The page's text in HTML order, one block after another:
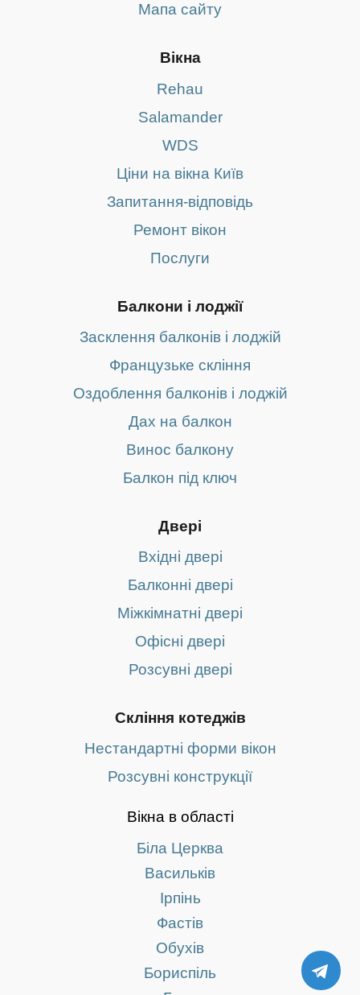
Мапа сайту
Вікна
Rehau
Salamander
WDS
Ціни на вікна Київ
Запитання-відповідь
Ремонт вікон
Послуги
Балкони і лоджії
Засклення балконів і лоджій
Французьке скління
Оздоблення балконів і лоджій
Дах на балкон
Винос балкону
Балкон під ключ
Двері
Вхідні двері
Балконні двері
Міжкімнатні двері
Офісні двері
Розсувні двері
Скління котеджів
Нестандартні форми вікон
Розсувні конструкції
Вікна в області
Біла Церква
Васильків
Ірпінь
Фастів
Обухів
Бориспіль